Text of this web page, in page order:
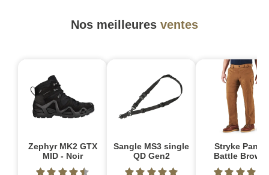
Nos meilleures ventes
Zephyr MK2 GTX
MID - Noir
Sangle MS3 single
QD Gen2
Stryke Pant -
Battle Brown